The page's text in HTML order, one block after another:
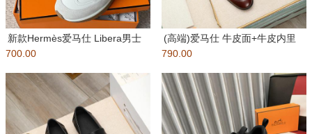
新款Hermès爱马仕 Libera男士
运动鞋 莞产顶级精
700.00
(高端)爱马仕 牛皮面+牛皮内里
原版五金 相信从您见到它的
790.00